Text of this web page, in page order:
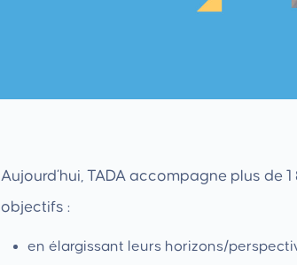
Aujourd’hui, TADA accompagne plus de
objectifs :
en élargissant leurs horizons/